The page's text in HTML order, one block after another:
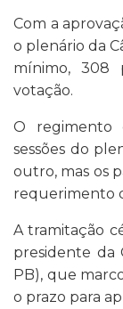
Com a
o plenário da
mínimo, 308
votação.
O regimento
sessões do
outro, mas os
requerimento
A tramitação
presidente da
PB), que
o prazo para